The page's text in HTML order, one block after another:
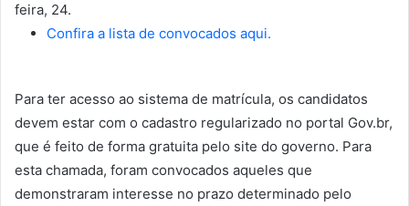
feira, 24.
Confira a lista de convocados aqui.
Para ter acesso ao sistema de matrícula, os candidatos
devem estar com o cadastro regularizado no portal Gov.br,
que é feito de forma gratuita pelo site do governo. Para
esta chamada, foram convocados aqueles que
demonstraram interesse no prazo determinado pelo